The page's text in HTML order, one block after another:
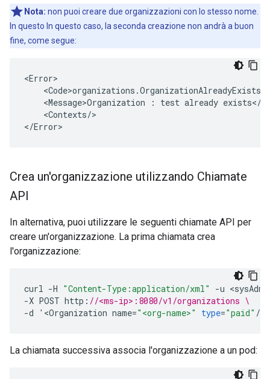
Nota: non puoi creare due organizzazioni con lo stesso nome.
In questo In questo caso, la seconda creazione non andrà a buon
fine, come segue:
<Error>
<Message>Organization : test already exists</
    <Contexts/>
</Error>
Crea un'organizzazione utilizzando Chiamate
API
In alternativa, puoi utilizzare le seguenti chiamate API per
creare un'organizzazione. La prima chiamata crea
l'organizzazione:
curl -H "Content-Type:application/xml" -u <
-X POST http : //<ms-ip>:8080/v1/organizations \
-d ' <Organization name="<org-name>" type="paid" /
La chiamata successiva associa l'organizzazione a un pod: